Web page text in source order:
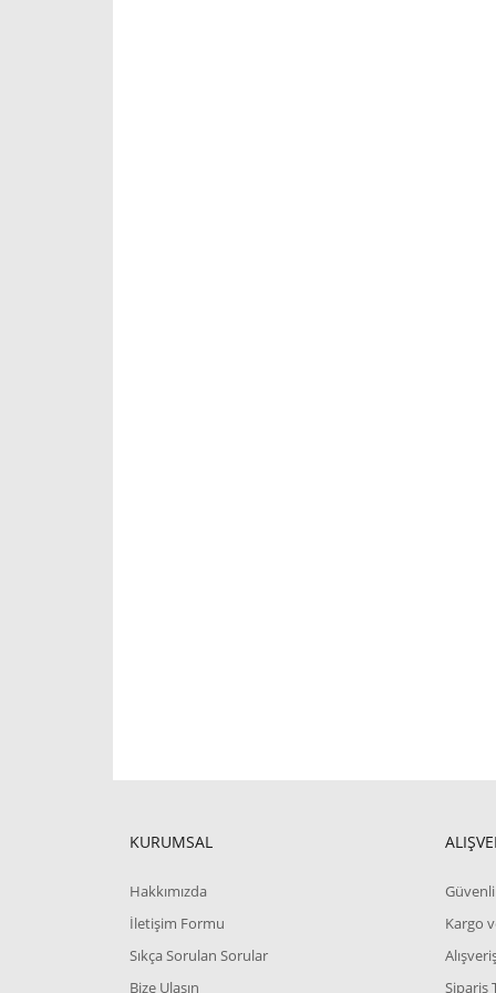
KURUMSAL
Hakkımızda
İletişim Formu
Sıkça Sorulan Sorular
Bize Ulaşın
Güvenli
Kargo
Sipariş